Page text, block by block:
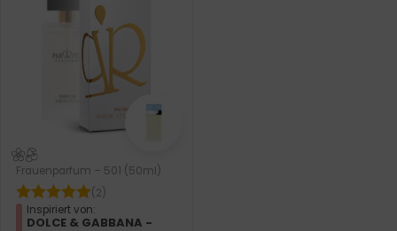
Frauenparfum – 501 (50ml)
(2)
Inspiriert von:
DOLCE & GABBANA -